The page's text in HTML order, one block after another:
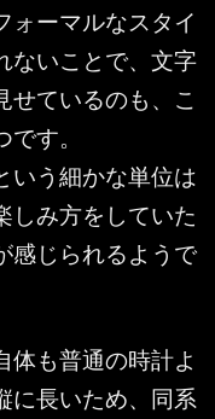
ォーマルなスタイ
ないことで、文字
せているのも、こ
す。
いう細かな単位は
しみ方をしていた
感じられるようで
体も普通の時計よ
に長いため、同系